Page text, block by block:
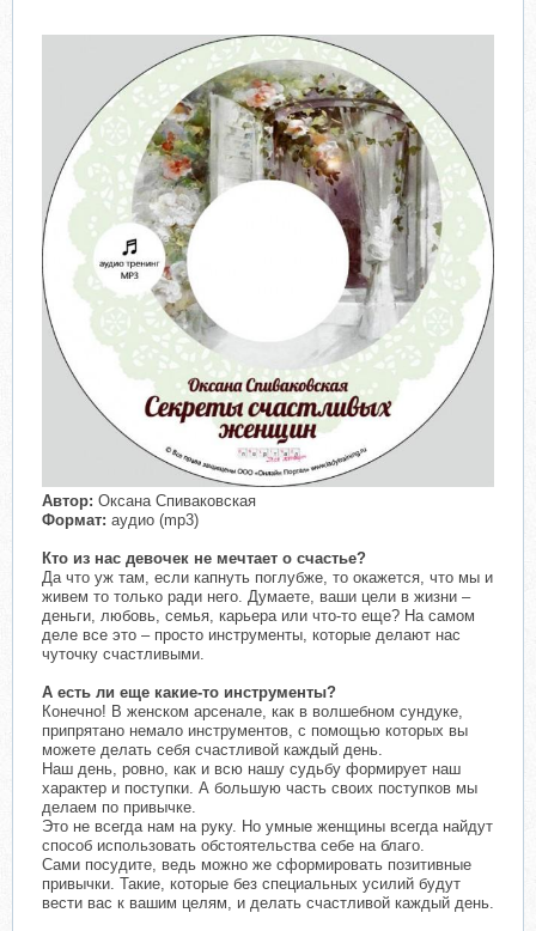
Автор: Оксана Спиваковская
Формат: аудио (mp3)
Кто из нас девочек не мечтает о счастье?
Да что уж там, если капнуть поглубже, то окажется, что мы и
живем то только ради него. Думаете, ваши цели в жизни –
деньги, любовь, семья, карьера или что-то еще? На самом
деле все это – просто инструменты, которые делают нас
чуточку счастливыми.
А есть ли еще какие-то инструменты?
Конечно! В женском арсенале, как в волшебном сундуке,
припрятано немало инструментов, с помощью которых вы
можете делать себя счастливой каждый день.
Наш день, ровно, как и всю нашу судьбу формирует наш
характер и поступки. А большую часть своих поступков мы
делаем по привычке.
Это не всегда нам на руку. Но умные женщины всегда найдут
способ использовать обстоятельства себе на благо.
Сами посудите, ведь можно же сформировать позитивные
привычки. Такие, которые без специальных усилий будут
вести вас к вашим целям, и делать счастливой каждый день.